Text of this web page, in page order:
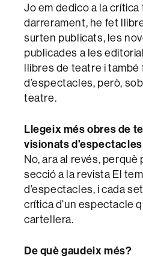
Jo em dedico a la crítica
darrerament, he fet
surten publicats, les
publicades a les
llibres de teatre i
d’espectacles, però,
teatre.
Llegeix més obres de
visionats
No, ara al revés,
secció a la revista El
d’espectacles, i cada
crítica d’un espectacle
cartellera.
De què gaudeix més?